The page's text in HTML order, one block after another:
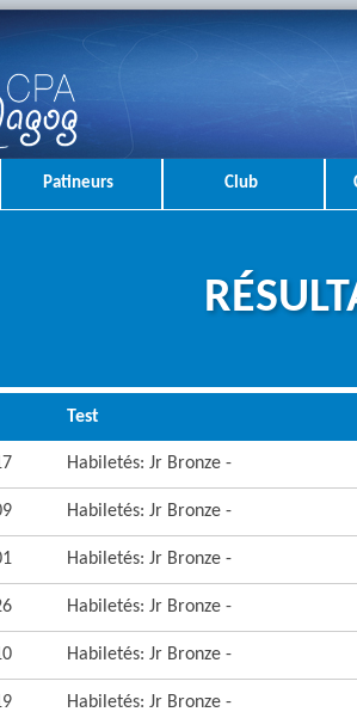
Patineurs Club
Test
Habiletés: Jr Bronze -
Habiletés: Jr Bronze -
Habiletés: Jr Bronze -
Habiletés: Jr Bronze -
Habiletés: Jr Bronze -
Habiletés: Jr Bronze -